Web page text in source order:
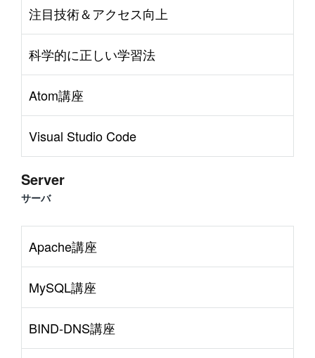
注目技術＆アクセス向上
科学的に正しい学習法
Atom講座
Visual Studio Code
Server
サーバ
Apache講座
MySQL講座
BIND-DNS講座